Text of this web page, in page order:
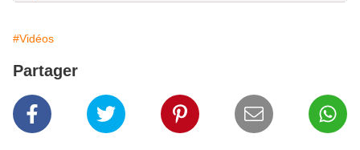
#Vidéos
Partager